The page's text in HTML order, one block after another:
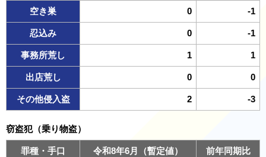
空き巣 0 -1
忍込み 0 -1
事務所荒し 1 1
出店荒し 0 0
その他侵入盗 2 -3
窃盗犯（乗り物盗）
罪種・手口 令和8年6月（暫定値） 前年同期比